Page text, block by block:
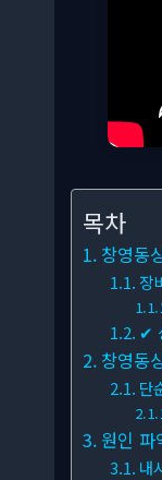
목차
창영동
장
✔
창영동
단
원인 파
내